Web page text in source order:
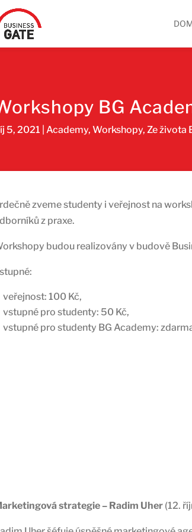
BG
5, 2021 Academy,Workshopy, Ze života
zveme studenty i veřejnost na
z praxe.
budou realizovány v budově
veřejnost: 100 Kč,
vstupné pro studenty: 50 Kč,
vstupné pro studenty BG Academy:
strategie – Radim Uher (12.